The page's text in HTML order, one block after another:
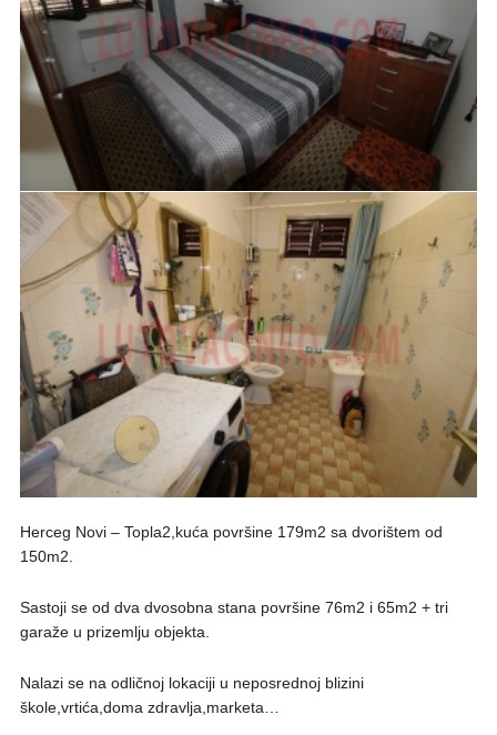
Herceg Novi – Topla2,kuća površine 179m2 sa dvorištem od
150m2.
Sastoji se od dva dvosobna stana površine 76m2 i 65m2 + tri
garaže u prizemlju objekta.
Nalazi se na odličnoj lokaciji u neposrednoj blizini
škole,vrtića,doma zdravlja,marketa…